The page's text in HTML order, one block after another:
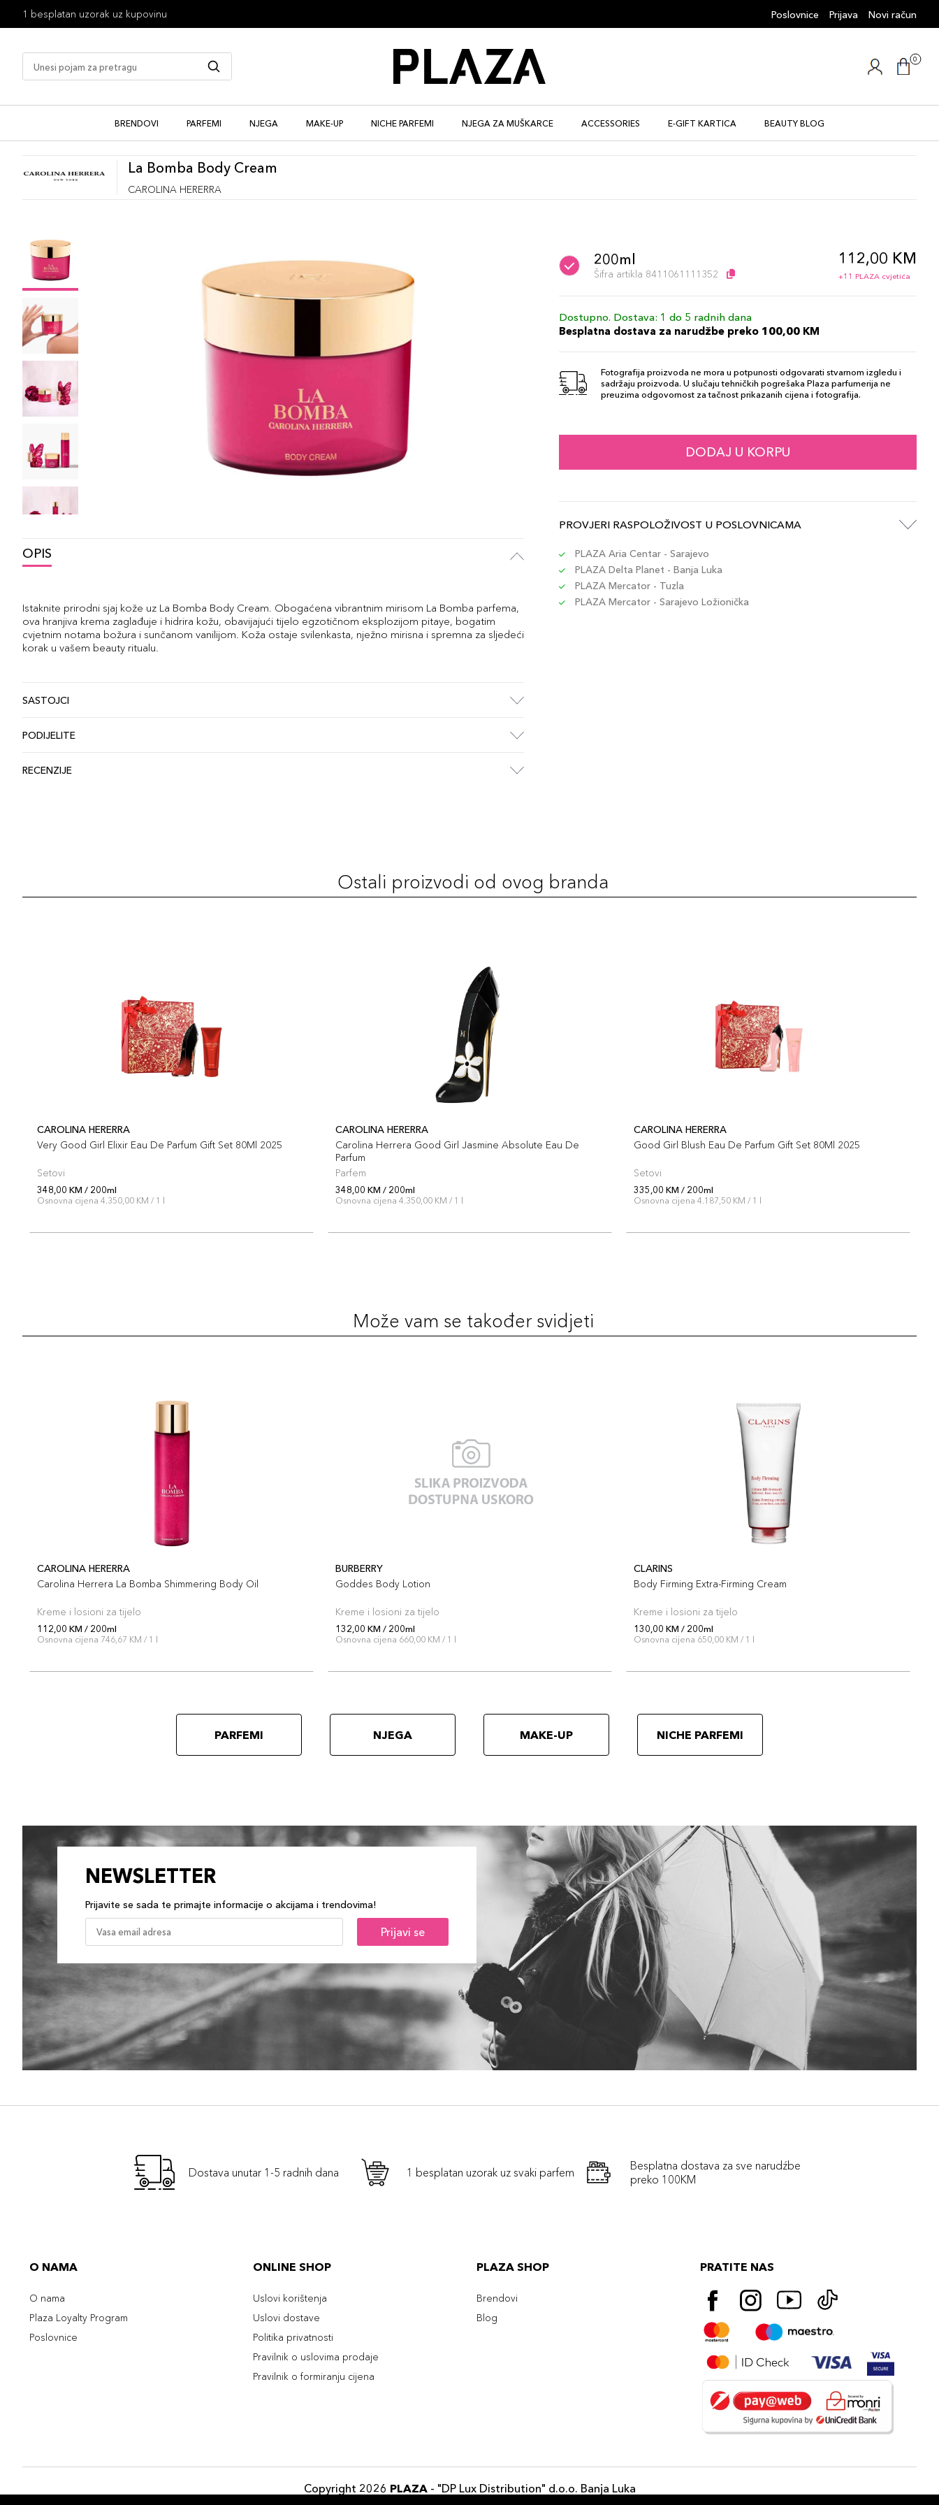
1 besplatan uzorak uz kupovinu Poslovnice Prijava Novi račun
0
BRENDOVI PARFEMI NJEGA MAKE-UP NICHE PARFEMI NJEGA ZA MUŠKARCE ACCESSORIES E-GIFT KARTICA BEAUTY BLOG
La Bomba Body Cream
CAROLINA HERERRA
OPIS
Istaknite prirodni sjaj kože uz La Bomba Body Cream. Obogaćena vibrantnim mirisom La Bomba parfema,
ova hranjiva krema zaglađuje i hidrira kožu, obavijajući tijelo egzotičnom eksplozijom pitaye, bogatim
cvjetnim notama božura i sunčanom vanilijom. Koža ostaje svilenkasta, nježno mirisna i spremna za sljedeći
korak u vašem beauty ritualu.
SASTOJCI
PODIJELITE
RECENZIJE
200ml
Šifra artikla 8411061111352
112,00 KM
+11 PLAZA cvjetića
Dostupno. Dostava: 1 do 5 radnih dana
Besplatna dostava za narudžbe preko 100,00 KM
Fotografija proizvoda ne mora u potpunosti odgovarati stvarnom izgledu i
sadržaju proizvoda. U slučaju tehničkih pogrešaka Plaza parfumerija ne
preuzima odgovornost za tačnost prikazanih cijena i fotografija.
DODAJ U KORPU
PROVJERI RASPOLOŽIVOST U POSLOVNICAMA
PLAZA Aria Centar - Sarajevo
PLAZA Delta Planet - Banja Luka
PLAZA Mercator - Tuzla
PLAZA Mercator - Sarajevo Ložionička
Ostali proizvodi od ovog branda
CAROLINA HERERRA
Very Good Girl Elixir Eau De Parfum Gift Set 80Ml 2025
Setovi
348,00 KM / 200ml
Osnovna cijena 4.350,00 KM / 1 l
CAROLINA HERERRA
Carolina Herrera Good Girl Jasmine Absolute Eau De
Parfum
Parfem
348,00 KM / 200ml
Osnovna cijena 4.350,00 KM / 1 l
CAROLINA HERERRA
Good Girl Blush Eau De Parfum Gift Set 80Ml 2025
Setovi
335,00 KM / 200ml
Osnovna cijena 4.187,50 KM / 1 l
Može vam se također svidjeti
CAROLINA HERERRA
Carolina Herrera La Bomba Shimmering Body Oil
Kreme i losioni za tijelo
112,00 KM / 200ml
Osnovna cijena 746,67 KM / 1 l
BURBERRY
Goddes Body Lotion
Kreme i losioni za tijelo
132,00 KM / 200ml
Osnovna cijena 660,00 KM / 1 l
CLARINS
Body Firming Extra-Firming Cream
Kreme i losioni za tijelo
130,00 KM / 200ml
Osnovna cijena 650,00 KM / 1 l
PARFEMI NJEGA MAKE-UP NICHE PARFEMI
NEWSLETTER
Prijavite se sada te primajte informacije o akcijama i trendovima!
Prijavi se
Dostava unutar 1-5 radnih dana 1 besplatan uzorak uz svaki parfem
Besplatna dostava za sve narudźbe
preko 100KM
O NAMA
O nama
Plaza Loyalty Program
Poslovnice
ONLINE SHOP
Uslovi korištenja
Uslovi dostave
Politika privatnosti
Pravilnik o uslovima prodaje
Pravilnik o formiranju cijena
PLAZA SHOP
Brendovi
Blog
PRATITE NAS
Copyright 2026 PLAZA- "DP Lux Distribution" d.o.o. Banja Luka